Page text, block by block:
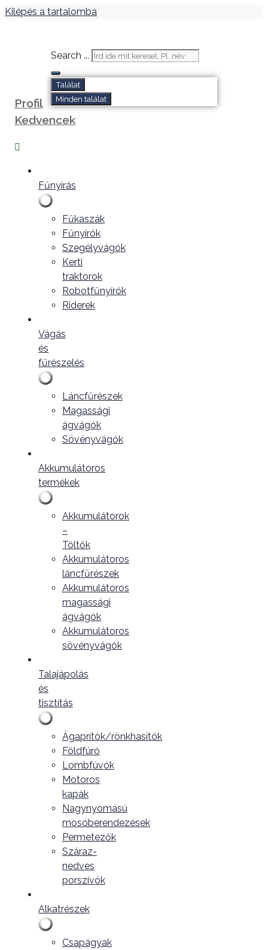
Kilépés a tartalomba
Search ...
Találat
Minden találat
Profil
Kedvencek
Fűnyírás
Fűkaszák
Fűnyírók
Szegélyvágók
Kerti
traktorok
Robotfűnyírók
Riderek
Vágás
és
fűrészelés
Láncfűrészek
Magassági
ágvágók
Sövényvágók
Akkumulátoros
termékek
Akkumulátorok
–
Töltők
Akkumulátoros
láncfűrészek
Akkumulátoros
magassági
ágvágók
Akkumulátoros
sövényvágók
Talajápolás
és
tisztítás
Ágaprítók/rönkhasítók
Földfúró
Lombfúvók
Motoros
kapák
Nagynyomású
mosóberendezések
Permetezők
Száraz-
nedves
porszívók
Alkatrészek
Csapágyak